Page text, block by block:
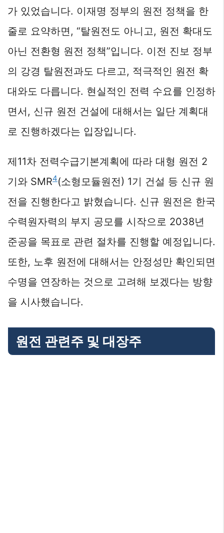
가 있었습니다. 이재명 정부의 원전 정책을 한
줄로 요약하면, “탈원전도 아니고, 원전 확대도
아닌 전환형 원전 정책”입니다. 이전 진보 정부
의 강경 탈원전과도 다르고, 적극적인 원전 확
대와도 다릅니다. 현실적인 전력 수요를 인정하
면서, 신규 원전 건설에 대해서는 일단 계획대
로 진행하겠다는 입장입니다.
제11차 전력수급기본계획에 따라 대형 원전 2
기와 SMR4(소형모듈원전) 1기 건설 등 신규 원
전을 진행한다고 밝혔습니다. 신규 원전은 한국
수력원자력의 부지 공모를 시작으로 2038년
준공을 목표로 관련 절차를 진행할 예정입니다.
또한, 노후 원전에 대해서는 안정성만 확인되면
수명을 연장하는 것으로 고려해 보겠다는 방향
을 시사했습니다.
원전 관련주 및 대장주